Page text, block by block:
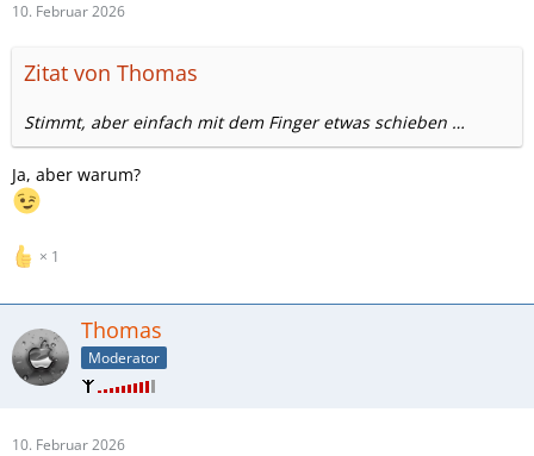
10. Februar 2026
Zitat von Thomas
Stimmt, aber einfach mit dem Finger etwas schieben …
Ja, aber warum?
1
Thomas
Moderator
10. Februar 2026